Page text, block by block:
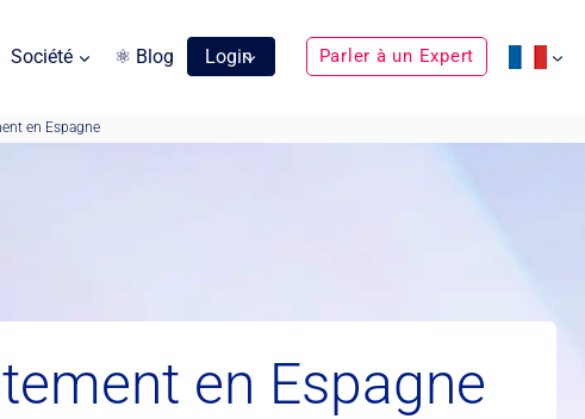
Société ⚛ Blog Login Parler à un Expert
en Espagne
en Espagne